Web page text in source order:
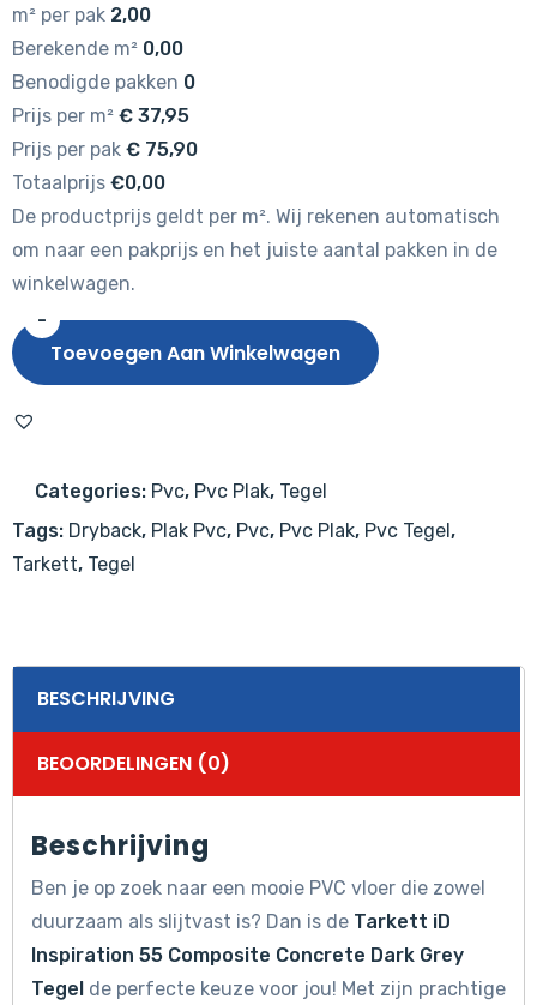
m² per pak 2,00
Berekende m² 0,00
Benodigde pakken 0
Prijs per m² € 37,95
Prijs per pak € 75,90
Totaalprijs €0,00
De productprijs geldt per m². Wij rekenen automatisch
om naar een pakprijs en het juiste aantal pakken in de
winkelwagen.
-
Tarkett
iD
55
Concrete
Dark
Grey
Toevoegen Aan Winkelwagen
Categories: Pvc, Pvc Plak, Tegel
Tags: Dryback, Plak Pvc, Pvc, Pvc Plak, Pvc Tegel ,
Tarkett, Tegel
BESCHRIJVING
BEOORDELINGEN (0)
Beschrijving
Ben je op zoek naar een mooie PVC vloer die zowel
duurzaam als slijtvast is? Dan is de Tarkett iD
Inspiration 55 Composite Concrete Dark Grey
Tegel de perfecte keuze voor jou! Met zijn prachtige